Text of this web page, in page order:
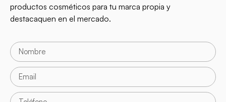
productos cosméticos para tu marca propia y
destacaquen en el mercado.